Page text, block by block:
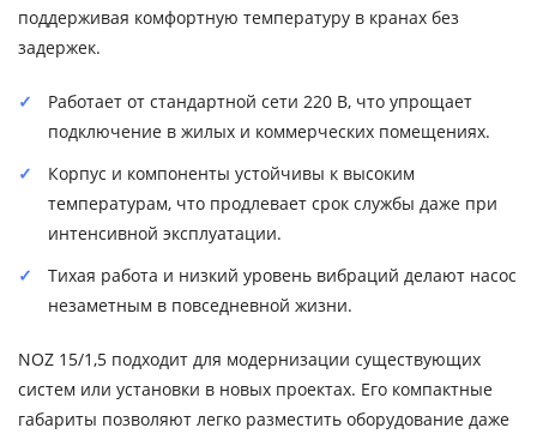
поддерживая комфортную температуру в кранах без
задержек.
Работает от стандартной сети 220 В, что упрощает
подключение в жилых и коммерческих помещениях.
Корпус и компоненты устойчивы к высоким
температурам, что продлевает срок службы даже при
интенсивной эксплуатации.
Тихая работа и низкий уровень вибраций делают насос
незаметным в повседневной жизни.
NOZ 15/1,5 подходит для модернизации существующих
систем или установки в новых проектах. Его компактные
габариты позволяют легко разместить оборудование даже